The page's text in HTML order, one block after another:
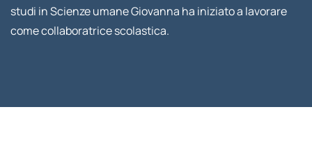
studi in Scienze umane Giovanna ha iniziato a lavorare
come collaboratrice scolastica.